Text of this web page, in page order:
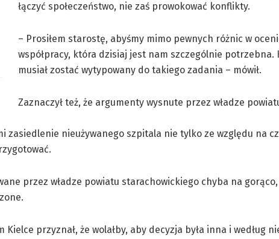
łączyć społeczeństwo, nie zaś prowokować konflikty.
– Prosiłem starostę, abyśmy mimo pewnych różnic w
współpracy, która dzisiaj jest nam szczególnie potrzebna.
musiał zostać wytypowany do takiego zadania – mówił.
Zaznaczył też, że argumenty wysnute przez władze
zasiedlenie nieużywanego szpitala nie tylko ze względu na
przez władze powiatu starachowickiego chyba na
przyznał, że wolałby, aby decyzja była inna i według